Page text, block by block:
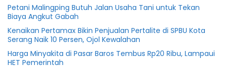
Petani Malingping Butuh Jalan Usaha Tani untuk Tekan
Biaya Angkut Gabah
Kenaikan Pertamax Bikin Penjualan Pertalite di SPBU Kota
Serang Naik 10 Persen, Ojol Kewalahan
Harga Minyakita di Pasar Baros Tembus Rp20 Ribu, Lampaui
HET Pemerintah